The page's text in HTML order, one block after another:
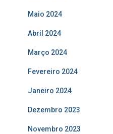
Maio 2024
Abril 2024
Março 2024
Fevereiro 2024
Janeiro 2024
Dezembro 2023
Novembro 2023